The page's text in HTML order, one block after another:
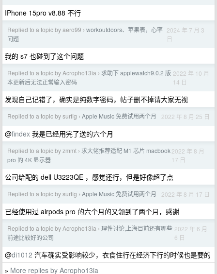
IPhone 15pro v8.88 不行
Replied to a topic by aero99 › workoutdoors、苹果表，心率
问题
2024 年 7 月 3
日
我的 s7 也碰到了这个问题
Replied to a topic by Acropho13ia › 求助下 applewatch9.0.2 版
本更新后无法正常输入密码
2022 年 10 月
14 日
发现自己记错了，确实是纯数字密码，帖子删不掉请大家无视
Replied to a topic by surfig › Apple Music 免费试用两个月 2022 年 8 月 25 日
@findex 我是已经用完了送的六个月
Replied to a topic by zmmt › 求大佬推荐适配 M1 芯片 macbook
pro 的 4K 显示器
2022 年 8 月
17 日
公司给配的 dell U3223QE ，感觉还行，但是好像超了点
Replied to a topic by surfig › Apple Music 免费试用两个月 2022 年 8 月 17 日
已经使用过 airpods pro 的六个月的又领到了两个月，感谢
Replied to a topic by Acropho13ia › 理性讨论,上海目前还有哪些
前途比较好的公司
2022 年 6 月
6 日
@di1012 汽车确实受影响较少，衣食住行在经济下行的时候也是要的
» More replies by Acropho13ia